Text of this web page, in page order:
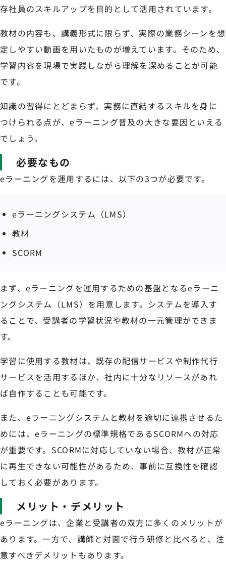
存社員のスキルアップを目的として活用されています。
教材の内容も、講義形式に限らず、実際の業務シーンを想
定しやすい動画を用いたものが増えています。そのため、
学習内容を現場で実践しながら理解を深めることが可能
です。
知識の習得にとどまらず、実務に直結するスキルを身に
つけられる点が、eラーニング普及の大きな要因といえる
でしょう。
必要なもの
eラーニングを運用するには、以下の3つが必要です。
eラーニングシステム（LMS）
教材
SCORM
まず、eラーニングを運用するための基盤となるeラーニ
ングシステム（LMS）を用意します。システムを導入す
ることで、受講者の学習状況や教材の一元管理ができま
す。
学習に使用する教材は、既存の配信サービスや制作代行
サービスを活用するほか、社内に十分なリソースがあれ
ば自作することも可能です。
また、eラーニングシステムと教材を適切に連携させるた
めには、eラーニングの標準規格であるSCORMへの対応
が重要です。SCORMに対応していない場合、教材が正常
に再生できない可能性があるため、事前に互換性を確認
しておく必要があります。
メリット・デメリット
eラーニングは、企業と受講者の双方に多くのメリットが
あります。一方で、講師と対面で行う研修と比べると、注
意すべきデメリットもあります。